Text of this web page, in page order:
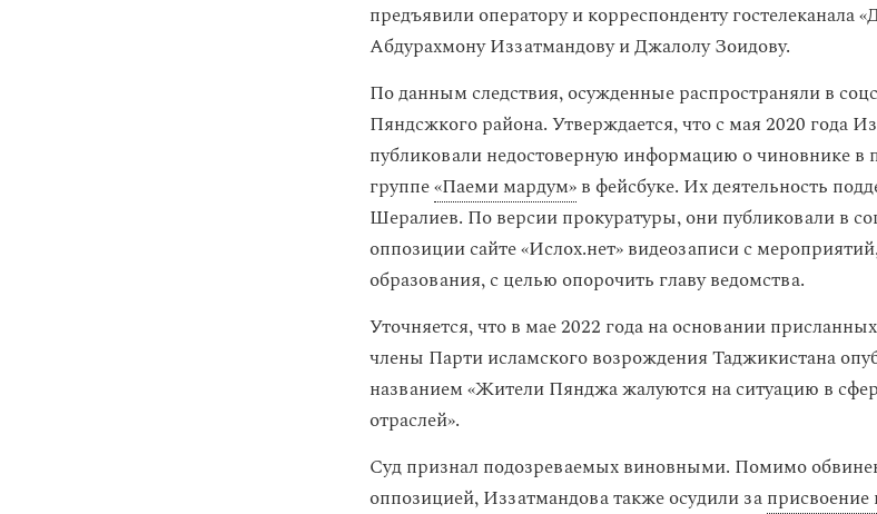
предъявили оператору и корреспонденту гостелеканала
Абдурахмону Иззатмандову и Джалолу Зоидову.
По данным следствия, осужденные распространяли в
Пяндсжкого района. Утверждается, что с мая 2020 года
публиковали недостоверную информацию о чиновнике
группе«Паеми мардум»в фейсбуке. Их деятельность
Шералиев. По версии прокуратуры, они публиковали в
оппозиции сайте «Ислох.нет» видеозаписи с
образования, с целью опорочить главу ведомства.
Уточняется, что в мае 2022 года на основании
члены Парти исламского возрождения Таджикистана
названием «Жители Пянджа жалуются на ситуацию в
отраслей».
Суд признал подозреваемых виновными. Помимо
оппозицией, Иззатмандова также осудили заприсвоение